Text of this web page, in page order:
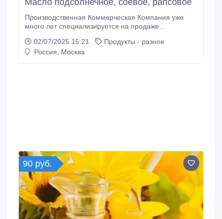
Масло подсолнечное, соевое, рапсовое
Производственная Коммерческая Компания уже
много лет специализируется на продаже
области и представлен огромный выбор самых
различных и качественных растительных масел по
02/07/2025 15:21
Продукты - разное
Россия, Москва
90 руб.